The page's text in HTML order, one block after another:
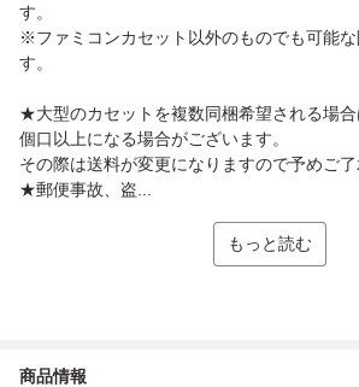
す。
※ファミコンカセット以外のものでも可能な
す。
★大型のカセットを複数同梱希望される場合
個口以上になる場合がございます。
その際は送料が変更になりますので予めご了
★郵便事故、盗...
もっと読む
商品情報